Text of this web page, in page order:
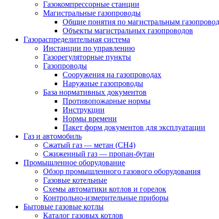
Газокомпрессорные станции
Магистральные газопроводы
Общие понятия по магистральным
Объекты магистральных газопроводов
Газораспределительная система
Инстанции по управлению
Газорегуляторные пункты
Газопроводы
Сооружения на газопроводах
Наружные газопроводы
База нормативных документов
Противопожарные нормы
Инструкции
Нормы времени
Пакет форм документов для эксплуатации
Газ и автомобиль
Сжатый газ — метан (CH4)
Сжиженный газ — пропан-бутан
Промышленное оборудование
Обзор промышленного газового оборудования
Газовые котельные
Схемы автоматики котлов и горелок
Контрольно-измерительные приборы
Бытовые газовые котлы
Каталог газовых котлов